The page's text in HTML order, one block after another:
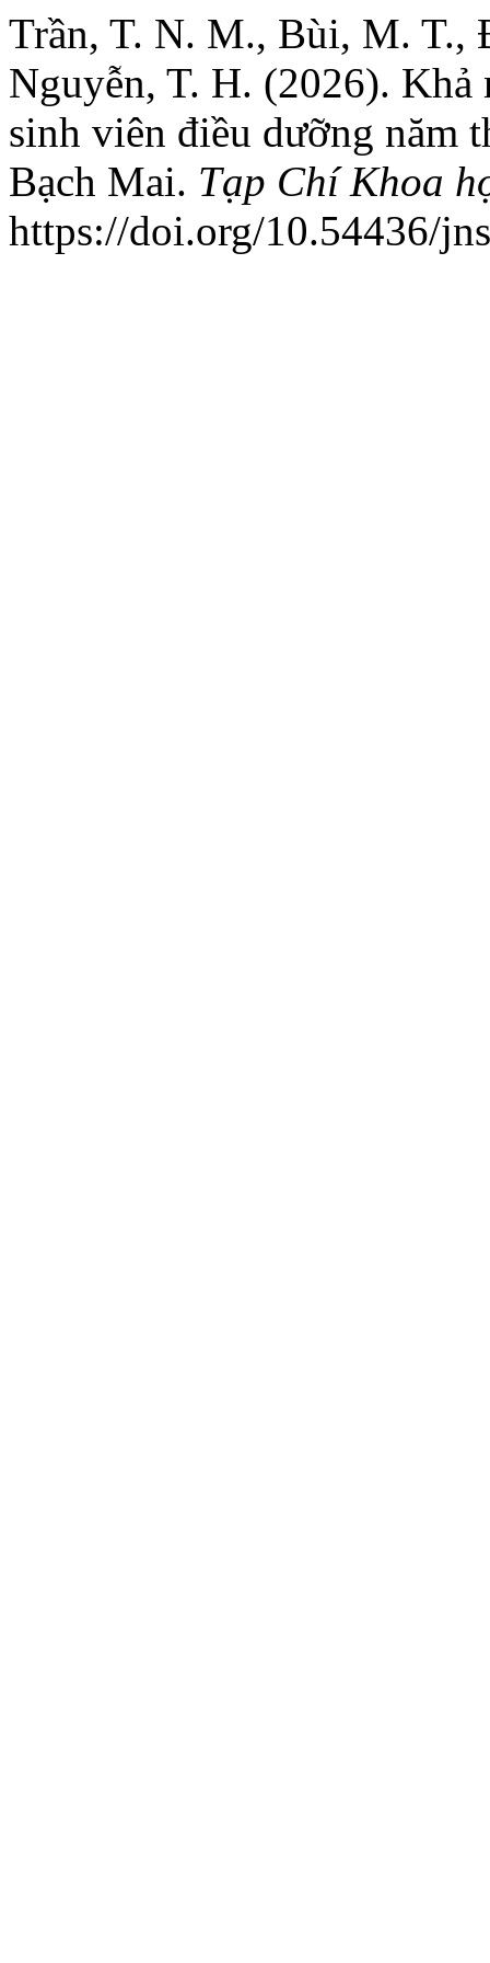
Trần, T. N. M., Bùi, M. T.,
Nguyễn, T. H. (2026). Khả
sinh viên điều dưỡng năm
Bạch Mai. Tạp Chí Khoa
https://doi.org/10.54436/